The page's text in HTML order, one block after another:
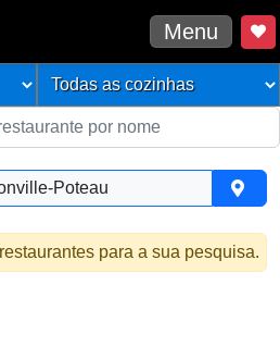
Menu
Poteau
para a sua pesquisa.